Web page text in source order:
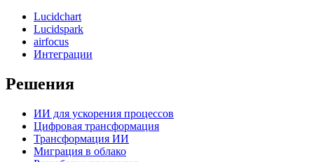
Lucidchart
Lucidspark
airfocus
Интеграции
Решения
ИИ для ускорения процессов
Цифровая трансформация
Трансформация ИИ
Миграция в облако